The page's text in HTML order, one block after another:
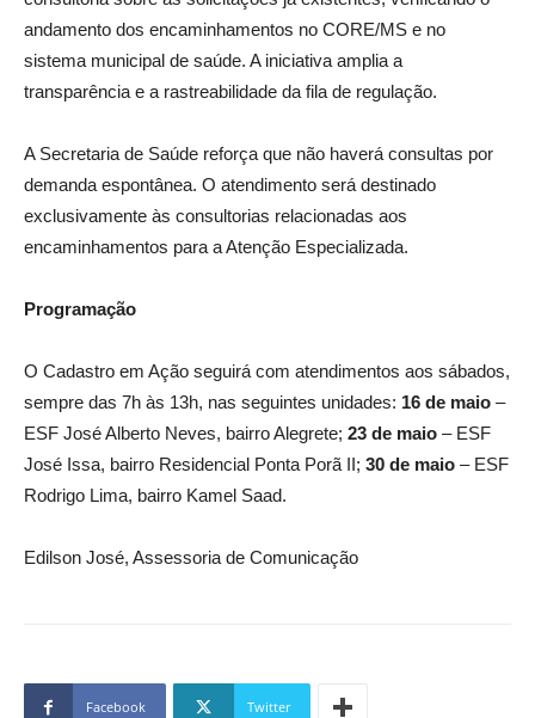
andamento dos encaminhamentos no CORE/MS e no
sistema municipal de saúde. A iniciativa amplia a
transparência e a rastreabilidade da fila de regulação.
A Secretaria de Saúde reforça que não haverá consultas por
demanda espontânea. O atendimento será destinado
exclusivamente às consultorias relacionadas aos
encaminhamentos para a Atenção Especializada.
Programação
O Cadastro em Ação seguirá com atendimentos aos sábados,
sempre das 7h às 13h, nas seguintes unidades: 16 de maio –
ESF José Alberto Neves, bairro Alegrete; 23 de maio – ESF
José Issa, bairro Residencial Ponta Porã II; 30 de maio – ESF
Rodrigo Lima, bairro Kamel Saad.
Edilson José, Assessoria de Comunicação
Facebook Twitter